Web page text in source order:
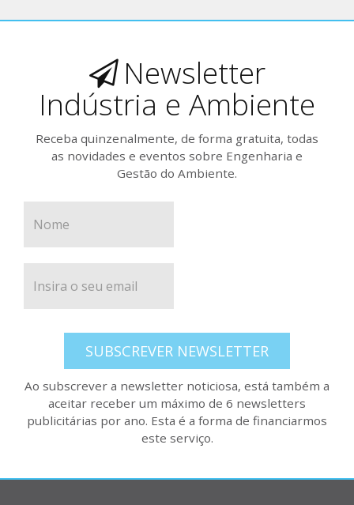
Newsletter
Indústria e Ambiente
Receba quinzenalmente, de forma gratuita, todas
as novidades e eventos sobre Engenharia e
Gestão do Ambiente.
SUBSCREVER NEWSLETTER
Ao subscrever a newsletter noticiosa, está também a
aceitar receber um máximo de 6 newsletters
publicitárias por ano. Esta é a forma de financiarmos
este serviço.